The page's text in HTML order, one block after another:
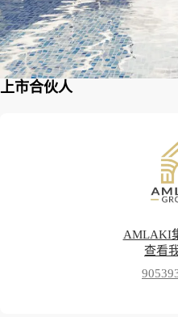
上市合伙人
AMLAKI
查看